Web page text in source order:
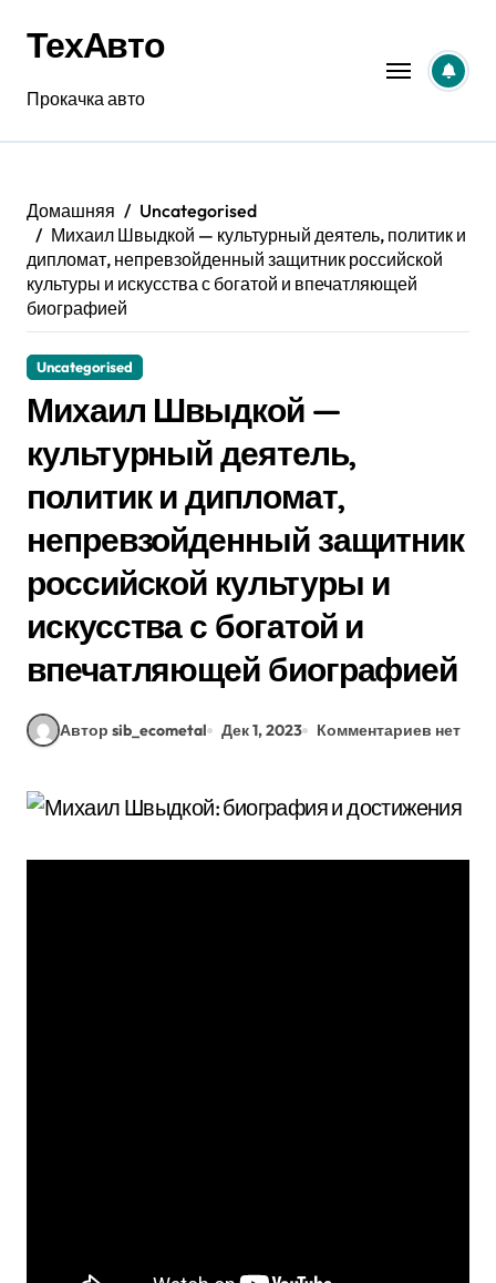
содержанию
ТехАвто
Прокачка авто
Домашняя
Uncategorised
Михаил Швыдкой — культурный деятель, политик и
дипломат, непревзойденный защитник российской
культуры и искусства с богатой и впечатляющей
биографией
Uncategorised
Михаил Швыдкой —
культурный деятель,
политик и дипломат,
непревзойденный защитник
российской культуры и
искусства с богатой и
впечатляющей биографией
Автор sib_ecometal Дек 1, 2023 Комментариев нет